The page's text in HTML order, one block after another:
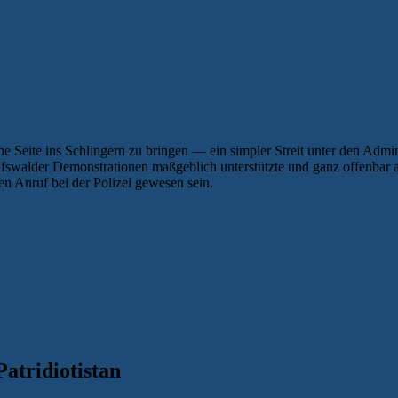
Seite ins Schlingern zu bringen — ein simpler Streit unter den
Demonstrationen maßgeblich unterstützte und ganz
Anruf bei der Polizei gewesen sein.